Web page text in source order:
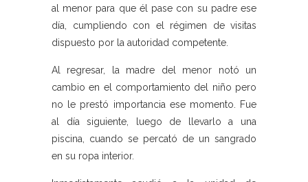
al menor para que él pase con su padre ese
día, cumpliendo con el régimen de visitas
dispuesto por la autoridad competente.
Al regresar, la madre del menor notó un
cambio en el comportamiento del niño pero
no le prestó importancia ese momento. Fue
al día siguiente, luego de llevarlo a una
piscina, cuando se percató de un sangrado
en su ropa interior.